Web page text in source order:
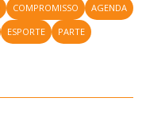
COMPROMISSO
AGENDA
ESPORTE PARTE